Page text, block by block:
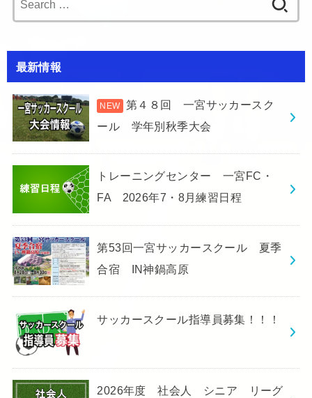
for:
最新情報
第４８回 一宮サッカースク
ール 学年別秋季大会
トレーニングセンター 一宮FC・
FA 2026年7・8月練習日程
第53回一宮サッカースクール 夏季
合宿 IN神鍋高原
サッカースクール指導員募集！！！
2026年度 社会人 シニア リーグ